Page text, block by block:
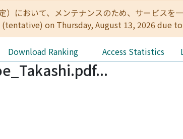
）において、メンテナンスのため、サービス
on Thursday, August 13, 2026 due
Download Ranking Access Statistics